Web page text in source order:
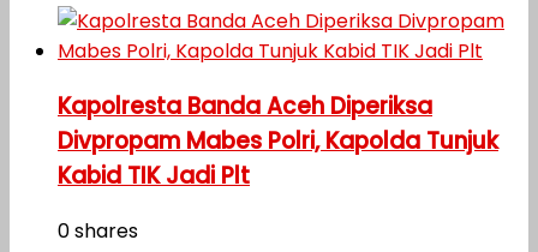
Kapolresta Banda Aceh Diperiksa
Divpropam Mabes Polri, Kapolda Tunjuk
Kabid TIK Jadi Plt
0 shares